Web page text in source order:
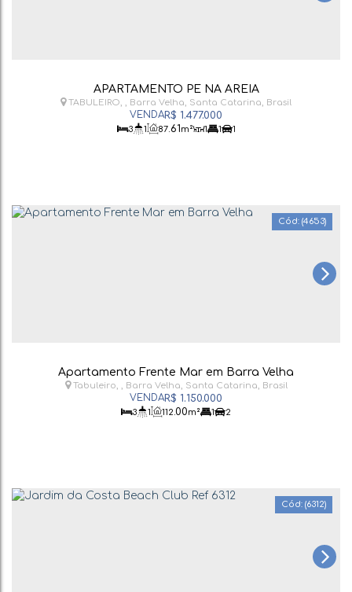
APARTAMENTO PÉ NA AREIA
R$ 1.477.000
TABULEIRO , Barra Velha, Santa Catarina, Brasil
3 1 87.61m² 1 1 1
(4653)
Apartamento Frente Mar em Barra Velha
R$ 1.150.000
Tabuleiro , Barra Velha, Santa Catarina, Brasil
3 1 112 .00m² 1 2
(6312)